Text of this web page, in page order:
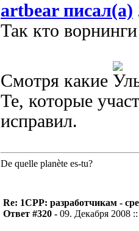
artbear писал(а)
Так кто
Смотря какие
Те, которые
исправил.
De quelle planète es-tu?
Re: 1CPP: разработчикам -
Ответ #320 - 09. Декабря 2008